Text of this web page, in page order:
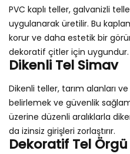
PVC kaplı teller, galvanizli
uygulanarak üretilir. Bu
korur ve daha estetik bir
dekoratif çitler için uygundur.
Dikenli Tel Simav
Dikenli teller, tarım alanları
belirlemek ve güvenlik
üzerine düzenli aralıklarla
da izinsiz girişleri zorlaştırır.
Dekoratif Tel